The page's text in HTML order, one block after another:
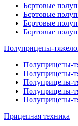
Бортовые
Бортовые
Бортовые
Бортовые
Полуприцепы-
Полуприцепы-
Полуприцепы-
Полуприцепы-
Полуприцепы-
Полуприцепы-
Прицепная техника